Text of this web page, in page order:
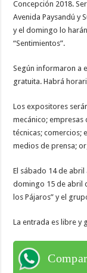
Concepción 2018.
Avenida Paysandú y
y el domingo lo
“Sentimientos”.
Según informaron a
gratuita. Habrá
Los expositores
mecánico; empresas
técnicas; comercios;
medios de prensa;
El sábado 14 de abril
domingo 15 de abril
los Pájaros” y el
La entrada es libre y